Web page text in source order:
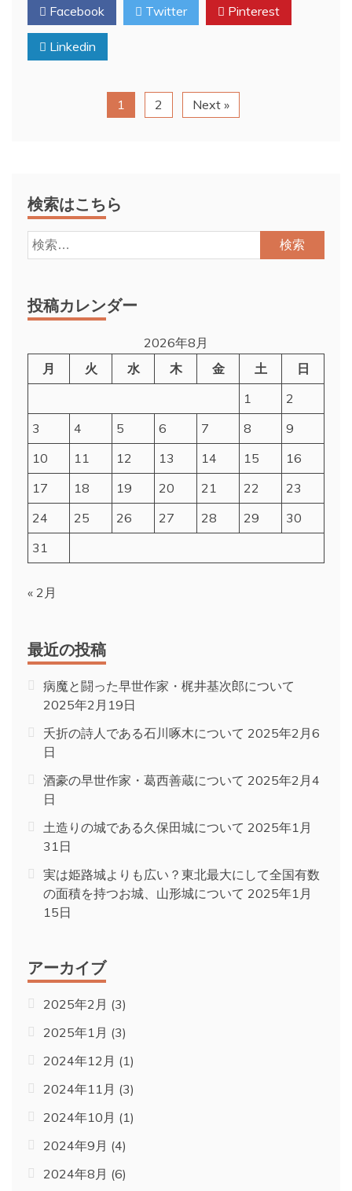
Facebook Twitter Pinterest
Linkedin
1 2 Next »
検索はこちら
検
索:
投稿カレンダー
2026年8月
月
火 水 木 金 土
日
1
2
3
4 5 6 7 8
9
10
11 12 13 14 15
16
17
18 19 20 21 22
23
24
25 26 27 28 29
30
31
« 2月
最近の投稿
病魔と闘った早世作家・梶井基次郎について
2025年2月19日
夭折の詩人である石川啄木について 2025年2月6
日
酒豪の早世作家・葛西善蔵について 2025年2月4
日
土造りの城である久保田城について 2025年1月
31日
実は姫路城よりも広い？東北最大にして全国有数
の面積を持つお城、山形城について 2025年1月
15日
アーカイブ
2025年2月 (3)
2025年1月 (3)
2024年12月 (1)
2024年11月 (3)
2024年10月 (1)
2024年9月 (4)
2024年8月 (6)